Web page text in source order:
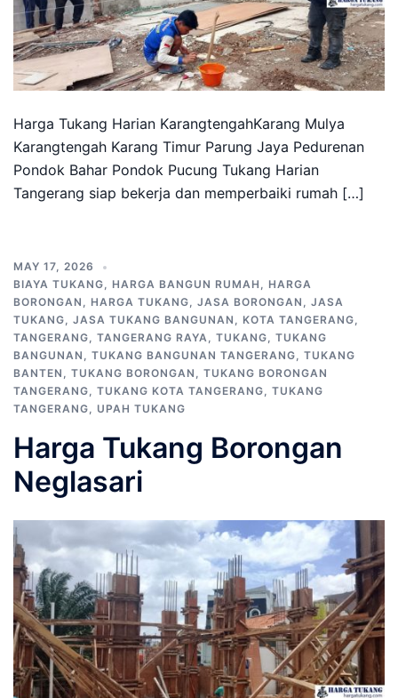
Harga Tukang Harian KarangtengahKarang Mulya
Karangtengah Karang Timur Parung Jaya Pedurenan
Pondok Bahar Pondok Pucung Tukang Harian
Tangerang siap bekerja dan memperbaiki rumah […]
MAY 17, 2026
BIAYA TUKANG, HARGA BANGUN RUMAH , HARGA
BORONGAN , HARGA TUKANG, JASA BORONGAN , JASA
TUKANG, JASA TUKANG BANGUNAN , KOTA TANGERANG,
TANGERANG, TANGERANG RAYA, TUKANG, TUKANG
BANGUNAN , TUKANG BANGUNAN TANGERANG, TUKANG
BANTEN , TUKANG BORONGAN , TUKANG BORONGAN
TANGERANG, TUKANG KOTA TANGERANG, TUKANG
TANGERANG, UPAH TUKANG
Harga Tukang Borongan
Neglasari